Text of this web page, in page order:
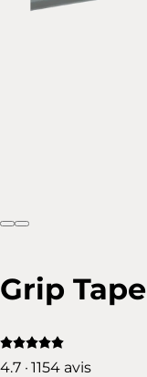
Grip Tape
4.7 · 1154 avis